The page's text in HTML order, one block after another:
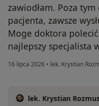
zawiodłam. Poza
pacjenta, zawsze
Moge doktora
najlepszy specjalista
16 lipca 2026 • lek. Krystian
lek. Krystian